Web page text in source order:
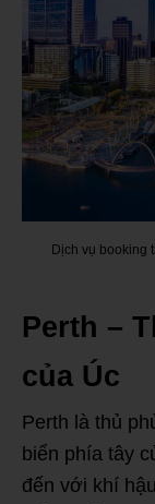
Dịch vụ booking
Perth –
của Úc
Perth là thủ
biển phía tây
đến với khí